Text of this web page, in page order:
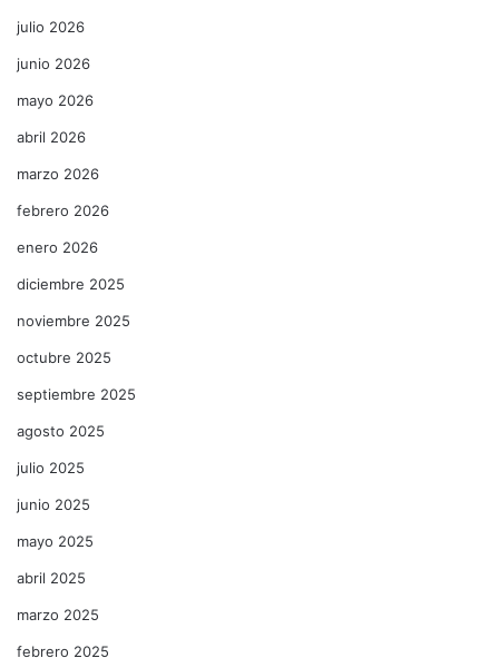
julio 2026
junio 2026
mayo 2026
abril 2026
marzo 2026
febrero 2026
enero 2026
diciembre 2025
noviembre 2025
octubre 2025
septiembre 2025
agosto 2025
julio 2025
junio 2025
mayo 2025
abril 2025
marzo 2025
febrero 2025